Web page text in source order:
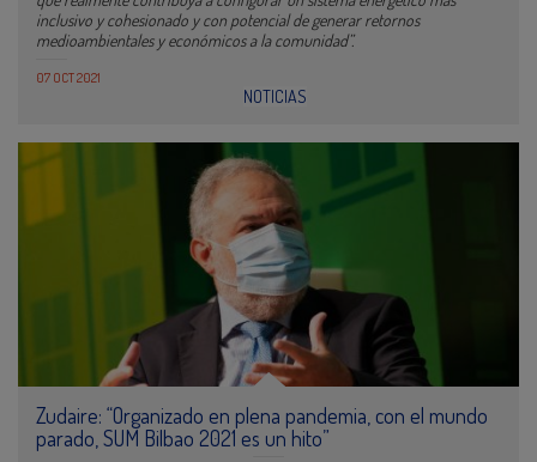
inclusivo y cohesionado y con potencial de generar retornos
medioambientales y económicos a la comunidad”.
07 OCT 2021
NOTICIAS
Zudaire: “Organizado en plena pandemia, con el mundo
parado, SUM Bilbao 2021 es un hito”